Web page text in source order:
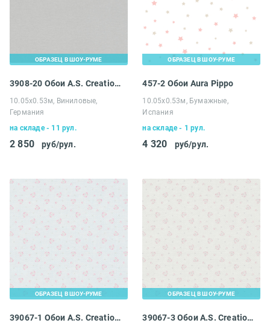
ОБРАЗЕЦ В ШОУ-РУМЕ
3908-20 Обои A.S. Creation Maison Charme
10.05х0.53м, Виниловые,
Германия
на складе - 11 рул.
2 850 руб/рул.
ОБРАЗЕЦ В ШОУ-РУМЕ
457-2 Обои Aura Pippo
10.05х0.53м, Бумажные,
Испания
на складе - 1 рул.
4 320 руб/рул.
ОБРАЗЕЦ В ШОУ-РУМЕ
39067-1 Обои A.S. Creation Maison Charme
ОБРАЗЕЦ В ШОУ-РУМЕ
39067-3 Обои A.S. Creation Maison Charme